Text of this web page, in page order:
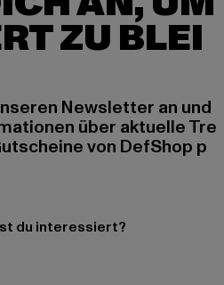
ZU BLEI
Newsletter an und
über aktuelle Tre
von DefShop p
du interessiert?